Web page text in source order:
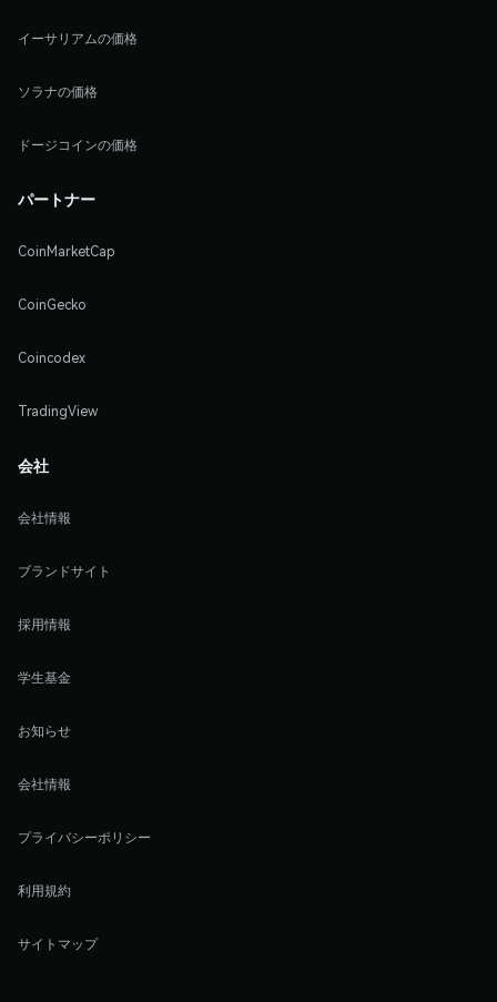
イーサリアムの価格
ソラナの価格
ドージコインの価格
パートナー
CoinMarketCap
CoinGecko
Coincodex
TradingView
会社
会社情報
ブランドサイト
採用情報
学生基金
お知らせ
会社情報
プライバシーポリシー
利用規約
サイトマップ